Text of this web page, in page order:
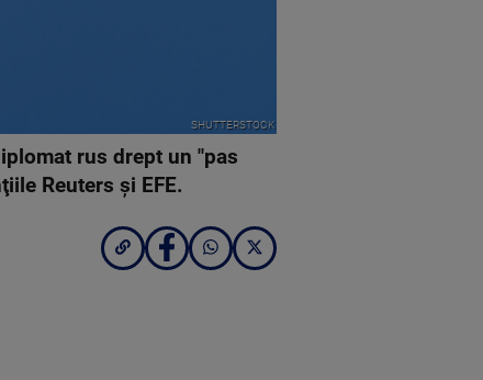
SHUTTERSTOCK
rus drept un "pas
Reuters şi EFE.